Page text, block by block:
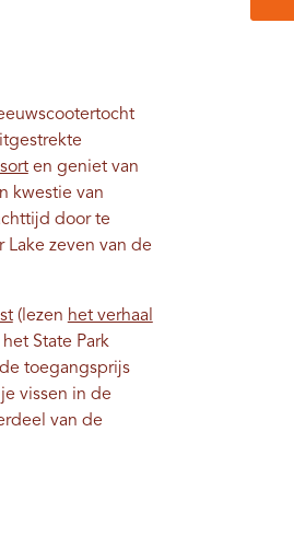
en geniet van
kwestie van
door te
zeven van de
(lezen het verhaal
State Park
toegangsprijs
vissen in de
van de